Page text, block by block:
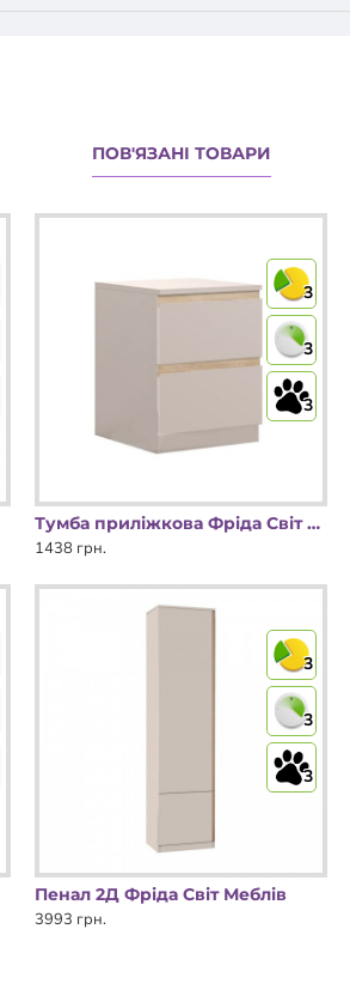
ПОВ'ЯЗАНІ ТОВАРИ
3
3
3
Тумба приліжкова Фріда Світ Меблів
1438 грн.
3
3
3
Пенал 2Д Фріда Світ Меблів
3993 грн.